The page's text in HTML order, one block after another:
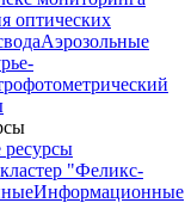
оптических
Аэрозольные
"Феликс-
Информационные